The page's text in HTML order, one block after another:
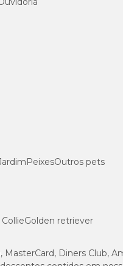
0,35g de Cloridrato de
4 gotas no ouvido afetado, 2
medicamento em cada ouvido
tratamento você encontra na
PeixesOutros pets
Golden retriever
MasterCard, Diners Club,